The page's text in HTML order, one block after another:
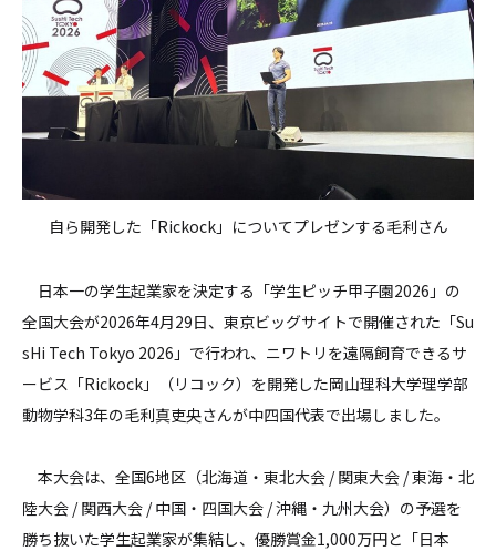
自ら開発した「Rickock」についてプレゼンする毛利さん
日本一の学生起業家を決定する「学生ピッチ甲子園2026」の
全国大会が2026年4月29日、東京ビッグサイトで開催された「Su
sHi Tech Tokyo 2026」で行われ、ニワトリを遠隔飼育できるサ
ービス「Rickock」（リコック）を開発した岡山理科大学理学部
動物学科3年の毛利真吏央さんが中四国代表で出場しました。
本大会は、全国6地区（北海道・東北大会 / 関東大会 / 東海・北
陸大会 / 関西大会 / 中国・四国大会 / 沖縄・九州大会）の予選を
勝ち抜いた学生起業家が集結し、優勝賞金1,000万円と「日本